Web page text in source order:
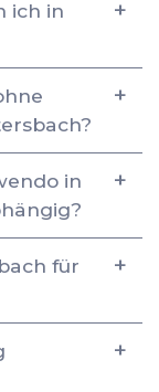
ich in
in
für